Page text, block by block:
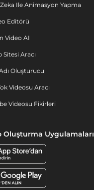
Ile Animasyon Yapma
Editörü
Video AI
Sitesi Aracı
Oluşturucu
Videosu Aracı
Videosu Fikirleri
Oluşturma Uygulamaları